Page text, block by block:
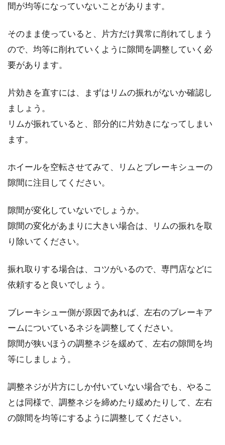
間が均等になっていないことがあります。
そのまま使っていると、片方だけ異常に削れてしまう
ので、均等に削れていくように隙間を調整していく必
要があります。
片効きを直すには、まずはリムの振れがないか確認し
ましょう。
リムが振れていると、部分的に片効きになってしまい
ます。
ホイールを空転させてみて、リムとブレーキシューの
隙間に注目してください。
隙間が変化していないでしょうか。
隙間の変化があまりに大きい場合は、リムの振れを取
り除いてください。
振れ取りする場合は、コツがいるので、専門店などに
依頼すると良いでしょう。
ブレーキシュー側が原因であれば、左右のブレーキア
ームについているネジを調整してください。
隙間が狭いほうの調整ネジを緩めて、左右の隙間を均
等にしましょう。
調整ネジが片方にしか付いていない場合でも、やるこ
とは同様で、調整ネジを締めたり緩めたりして、左右
の隙間を均等にするように調整してください。